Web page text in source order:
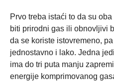
Prvo treba istaći to da su
biti prirodni gas ili obnovljivi
da se koriste istovremeno,
jednostavno i lako. Jedna
ima do tri puta manju
energije komprimovanog